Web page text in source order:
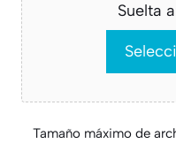
Suelta
Tamaño máximo de